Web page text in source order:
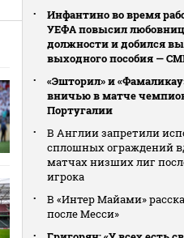
Инфантино во время
УЕФА повысил
должности и добился
выходного пособия —
«Эшторил» и
вничью в матче
Португалии
В Англии запретили
сплошных ограждений
матчах низших лиг
игрока
В «Интер Майами»
после Месси»